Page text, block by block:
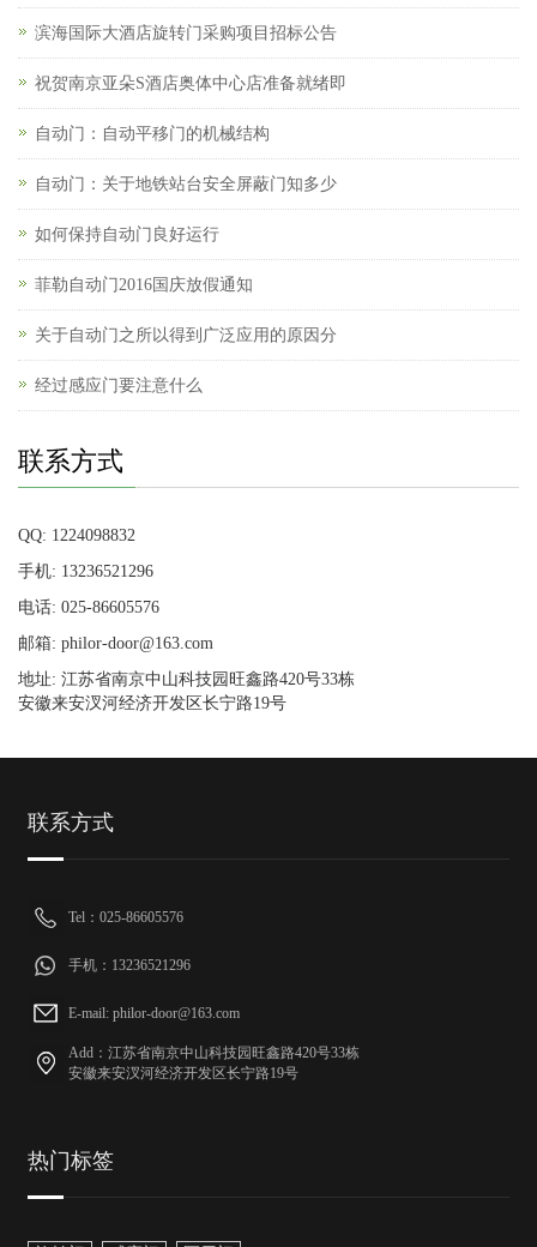
滨海国际大酒店旋转门采购项目招标公告
祝贺南京亚朵S酒店奥体中心店准备就绪即
自动门：自动平移门的机械结构
自动门：关于地铁站台安全屏蔽门知多少
如何保持自动门良好运行
菲勒自动门2016国庆放假通知
关于自动门之所以得到广泛应用的原因分
经过感应门要注意什么
联系方式
QQ: 1224098832
手机: 13236521296
电话: 025-86605576
邮箱: philor-door@163.com
地址: 江苏省南京中山科技园旺鑫路420号33栋
安徽来安汊河经济开发区长宁路19号
联系方式
Tel：025-86605576
手机：13236521296
E-mail: philor-door@163.com
Add：江苏省南京中山科技园旺鑫路420号33栋
安徽来安汊河经济开发区长宁路19号
热门标签